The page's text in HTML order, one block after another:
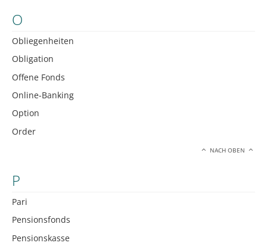
O
Obliegenheiten
Obligation
Offene Fonds
Online-Banking
Option
Order
NACH OBEN
P
Pari
Pensionsfonds
Pensionskasse